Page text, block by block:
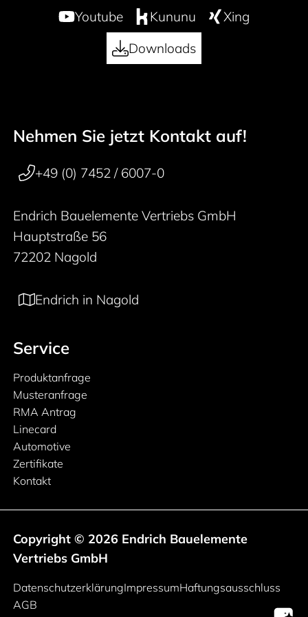
Youtube
Kununu
Xing
Downloads
50 years
Footer navigation
Nehmen Sie jetzt Kontakt auf!
+49 (0) 7452 / 6007-0
Endrich Bauelemente Vertriebs GmbH
Hauptstraße 56
72202 Nagold
Endrich in Nagold
Service
Produktanfrage
Musteranfrage
RMA Antrag
Linecard
Automotive
Zertifikate
Kontakt
Copyright © 2026 Endrich Bauelemente
Vertriebs GmbH
Rechtliche Informationen
DatenschutzerklärungImpressumHaftungsausschluss
AGB